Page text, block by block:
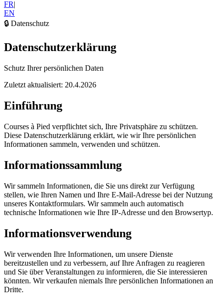
FR|
EN
🔒 Datenschutz
Datenschutzerklärung
Schutz Ihrer persönlichen Daten
Zuletzt aktualisiert: 20.4.2026
Einführung
Courses à Pied verpflichtet sich, Ihre Privatsphäre zu schützen.
Diese Datenschutzerklärung erklärt, wie wir Ihre persönlichen
Informationen sammeln, verwenden und schützen.
Informationssammlung
Wir sammeln Informationen, die Sie uns direkt zur Verfügung
stellen, wie Ihren Namen und Ihre E-Mail-Adresse bei der Nutzung
unseres Kontaktformulars. Wir sammeln auch automatisch
technische Informationen wie Ihre IP-Adresse und den Browsertyp.
Informationsverwendung
Wir verwenden Ihre Informationen, um unsere Dienste
bereitzustellen und zu verbessern, auf Ihre Anfragen zu reagieren
und Sie über Veranstaltungen zu informieren, die Sie interessieren
könnten. Wir verkaufen niemals Ihre persönlichen Informationen an
Dritte.